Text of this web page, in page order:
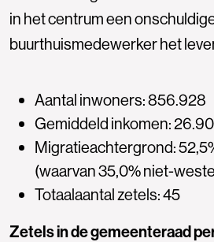
in het centrum een
buurthuismedewerker het
Aantal inwoners: 856.928
Gemiddeld inkomen:
Migratieachtergrond:
(waarvan 35,0% niet-
Totaalaantal zetels: 45
Zetels in de gemeenteraad